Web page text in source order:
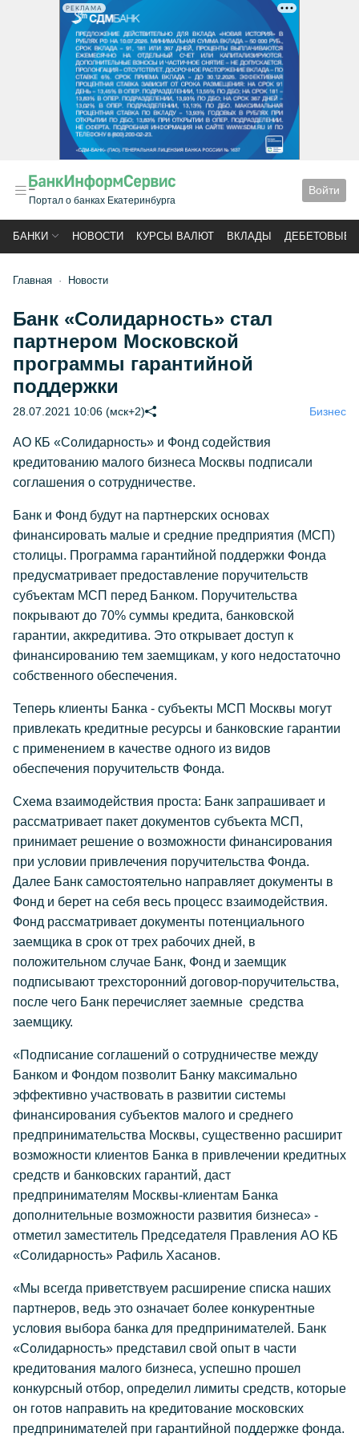
РЕКЛАМА
Портал о банках Екатеринбурга
Войти
БАНКИ НОВОСТИ КУРСЫ ВАЛЮТ ВКЛАДЫ ДЕБЕТОВЫЕ
Главная Новости
Банк «Солидарность» стал
партнером Московской
программы гарантийной
поддержки
28.07.2021 10:06 (мск+2) Бизнес
АО КБ «Солидарность» и Фонд содействия
кредитованию малого бизнеса Москвы подписали
соглашения о сотрудничестве.
Банк и Фонд будут на партнерских основах
финансировать малые и средние предприятия (МСП)
столицы. Программа гарантийной поддержки Фонда
предусматривает предоставление поручительств
субъектам МСП перед Банком. Поручительства
покрывают до 70% суммы кредита, банковской
гарантии, аккредитива. Это открывает доступ к
финансированию тем заемщикам, у кого недостаточно
собственного обеспечения.
Теперь клиенты Банка - субъекты МСП Москвы могут
привлекать кредитные ресурсы и банковские гарантии
с применением в качестве одного из видов
обеспечения поручительств Фонда.
Схема взаимодействия проста: Банк запрашивает и
рассматривает пакет документов субъекта МСП,
принимает решение о возможности финансирования
при условии привлечения поручительства Фонда.
Далее Банк самостоятельно направляет документы в
Фонд и берет на себя весь процесс взаимодействия.
Фонд рассматривает документы потенциального
заемщика в срок от трех рабочих дней, в
положительном случае Банк, Фонд и заемщик
подписывают трехсторонний договор-поручительства,
после чего Банк перечисляет заемные средства
заемщику.
«Подписание соглашений о сотрудничестве между
Банком и Фондом позволит Банку максимально
эффективно участвовать в развитии системы
финансирования субъектов малого и среднего
предпринимательства Москвы, существенно расширит
возможности клиентов Банка в привлечении кредитных
средств и банковских гарантий, даст
предпринимателям Москвы-клиентам Банка
дополнительные возможности развития бизнеса» -
отметил заместитель Председателя Правления АО КБ
«Солидарность» Рафиль Хасанов.
«Мы всегда приветствуем расширение списка наших
партнеров, ведь это означает более конкурентные
условия выбора банка для предпринимателей. Банк
«Солидарность» представил свой опыт в части
кредитования малого бизнеса, успешно прошел
конкурсный отбор, определил лимиты средств, которые
он готов направить на кредитование московских
предпринимателей при гарантийной поддержке фонда.